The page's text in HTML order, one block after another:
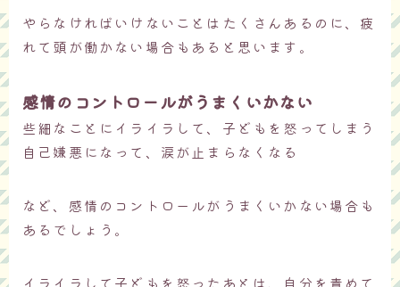
やらなければいけないことはたくさんあるのに、疲
れて頭が働かない場合もあると思います。
感情のコントロールがうまくいかない
些細なことにイライラして、子どもを怒ってしまう
自己嫌悪になって、涙が止まらなくなる
など、感情のコントロールがうまくいかない場合も
あるでしょう。
イライラして子どもを怒ったあとは、自分を責めて